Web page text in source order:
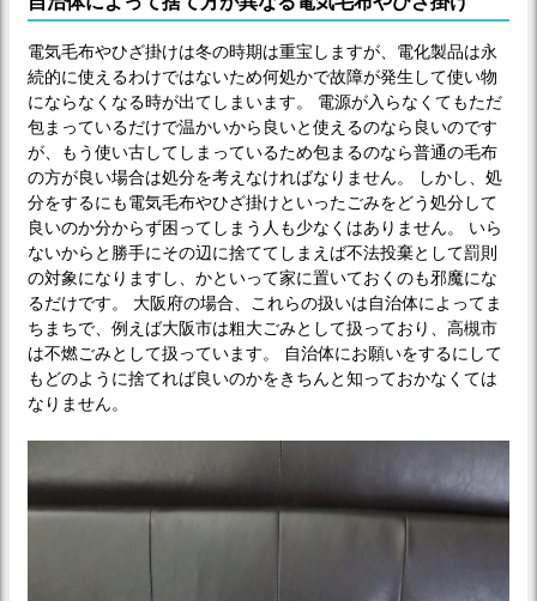
電気毛布やひざ掛けは冬の時期は重宝しますが、電化製品は永
続的に使えるわけではないため何処かで故障が発生して使い物
にならなくなる時が出てしまいます。 電源が入らなくてもただ
包まっているだけで温かいから良いと使えるのなら良いのです
が、もう使い古してしまっているため包まるのなら普通の毛布
の方が良い場合は処分を考えなければなりません。 しかし、処
分をするにも電気毛布やひざ掛けといったごみをどう処分して
良いのか分からず困ってしまう人も少なくはありません。 いら
ないからと勝手にその辺に捨ててしまえば不法投棄として罰則
の対象になりますし、かといって家に置いておくのも邪魔にな
るだけです。 大阪府の場合、これらの扱いは自治体によってま
ちまちで、例えば大阪市は粗大ごみとして扱っており、高槻市
は不燃ごみとして扱っています。 自治体にお願いをするにして
もどのように捨てれば良いのかをきちんと知っておかなくては
なりません。